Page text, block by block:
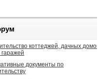
коттеджей, дачных домов,
гаражей
документы по